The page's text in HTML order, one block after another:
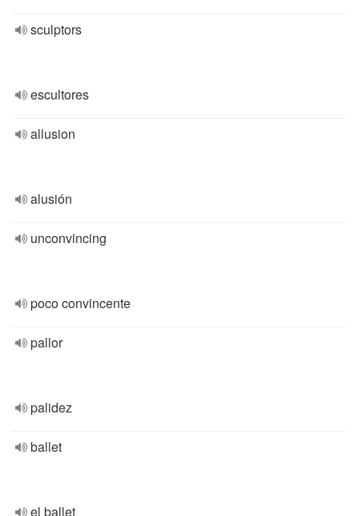
sculptors
escultores
allusion
alusión
unconvincing
poco convincente
pallor
palidez
ballet
el ballet